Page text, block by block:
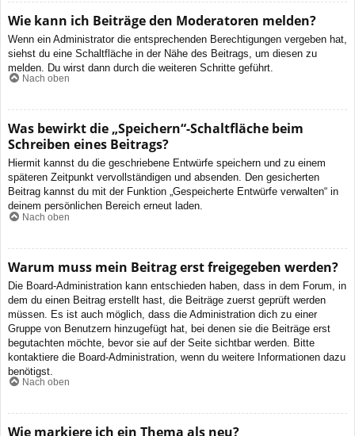
Wie kann ich Beiträge den Moderatoren melden?
Wenn ein Administrator die entsprechenden Berechtigungen vergeben hat,
siehst du eine Schaltfläche in der Nähe des Beitrags, um diesen zu
melden. Du wirst dann durch die weiteren Schritte geführt.
Nach oben
Was bewirkt die „Speichern“-Schaltfläche beim
Schreiben eines Beitrags?
Hiermit kannst du die geschriebene Entwürfe speichern und zu einem
späteren Zeitpunkt vervollständigen und absenden. Den gesicherten
Beitrag kannst du mit der Funktion „Gespeicherte Entwürfe verwalten“ in
deinem persönlichen Bereich erneut laden.
Nach oben
Warum muss mein Beitrag erst freigegeben werden?
Die Board-Administration kann entschieden haben, dass in dem Forum, in
dem du einen Beitrag erstellt hast, die Beiträge zuerst geprüft werden
müssen. Es ist auch möglich, dass die Administration dich zu einer
Gruppe von Benutzern hinzugefügt hat, bei denen sie die Beiträge erst
begutachten möchte, bevor sie auf der Seite sichtbar werden. Bitte
kontaktiere die Board-Administration, wenn du weitere Informationen dazu
benötigst.
Nach oben
Wie markiere ich ein Thema als neu?